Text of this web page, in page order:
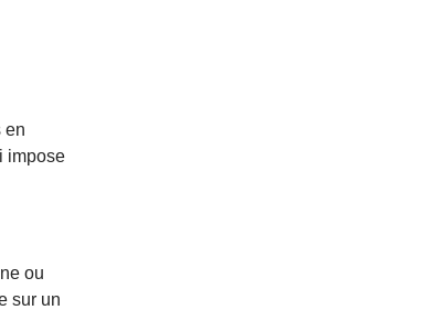
en
impose
ou
sur un